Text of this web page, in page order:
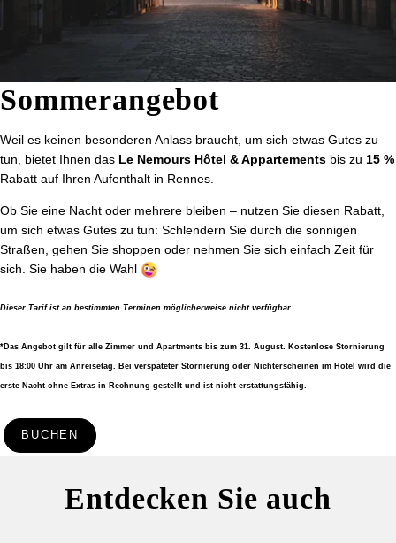
Sommerangebot
Weil es keinen besonderen Anlass braucht, um sich etwas Gutes zu
tun, bietet Ihnen das Le Nemours Hôtel & Appartements bis zu 15 %
Rabatt auf Ihren Aufenthalt in Rennes.
Ob Sie eine Nacht oder mehrere bleiben – nutzen Sie diesen Rabatt,
um sich etwas Gutes zu tun: Schlendern Sie durch die sonnigen
Straßen, gehen Sie shoppen oder nehmen Sie sich einfach Zeit für
sich. Sie haben die Wahl
Dieser Tarif ist an bestimmten Terminen möglicherweise nicht verfügbar.
*Das Angebot gilt für alle Zimmer und Apartments bis zum 31. August. Kostenlose Stornierung
bis 18:00 Uhr am Anreisetag. Bei verspäteter Stornierung oder Nichterscheinen im Hotel wird die
erste Nacht ohne Extras in Rechnung gestellt und ist nicht erstattungsfähig.
BUCHEN
Entdecken Sie auch